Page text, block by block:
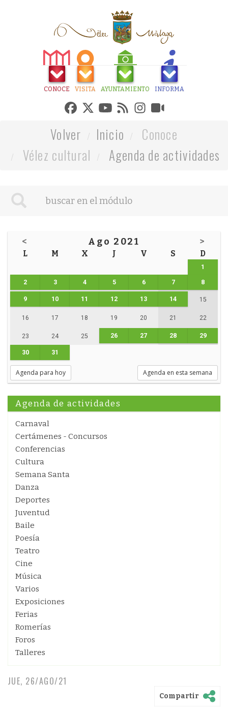
CONOCE VISITA AYUNTAMIENTO INFORMA
Volver Inicio
Conoce
Vélez cultural
Agenda de actividades
< Ago 2021 >
L M X J V S D
1
2 3 4 5 6 7 8
9 10 11 12 13 14 15
16 17 18 19 20 21 22
23 24 25 26 27 28 29
30 31
Agenda para hoy Agenda en esta semana
Agenda de actividades
Carnaval
Certámenes - Concursos
Conferencias
Cultura
Semana Santa
Danza
Deportes
Juventud
Baile
Poesía
Teatro
Cine
Música
Varios
Exposiciones
Ferias
Romerías
Foros
Talleres
JUE, 26/AGO/21
Compartir